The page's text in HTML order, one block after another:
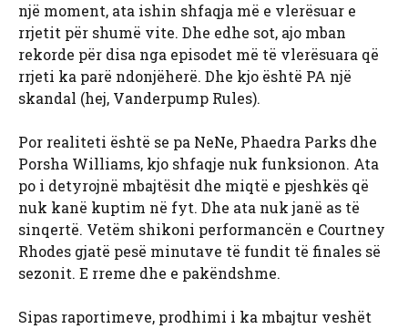
një moment, ata ishin shfaqja më e vlerësuar e
rrjetit për shumë vite. Dhe edhe sot, ajo mban
rekorde për disa nga episodet më të vlerësuara që
rrjeti ka parë ndonjëherë. Dhe kjo është PA një
skandal (hej, Vanderpump Rules).
Por realiteti është se pa NeNe, Phaedra Parks dhe
Porsha Williams, kjo shfaqje nuk funksionon. Ata
po i detyrojnë mbajtësit dhe miqtë e pjeshkës që
nuk kanë kuptim në fyt. Dhe ata nuk janë as të
sinqertë. Vetëm shikoni performancën e Courtney
Rhodes gjatë pesë minutave të fundit të finales së
sezonit. E rreme dhe e pakëndshme.
Sipas raportimeve, prodhimi i ka mbajtur veshët